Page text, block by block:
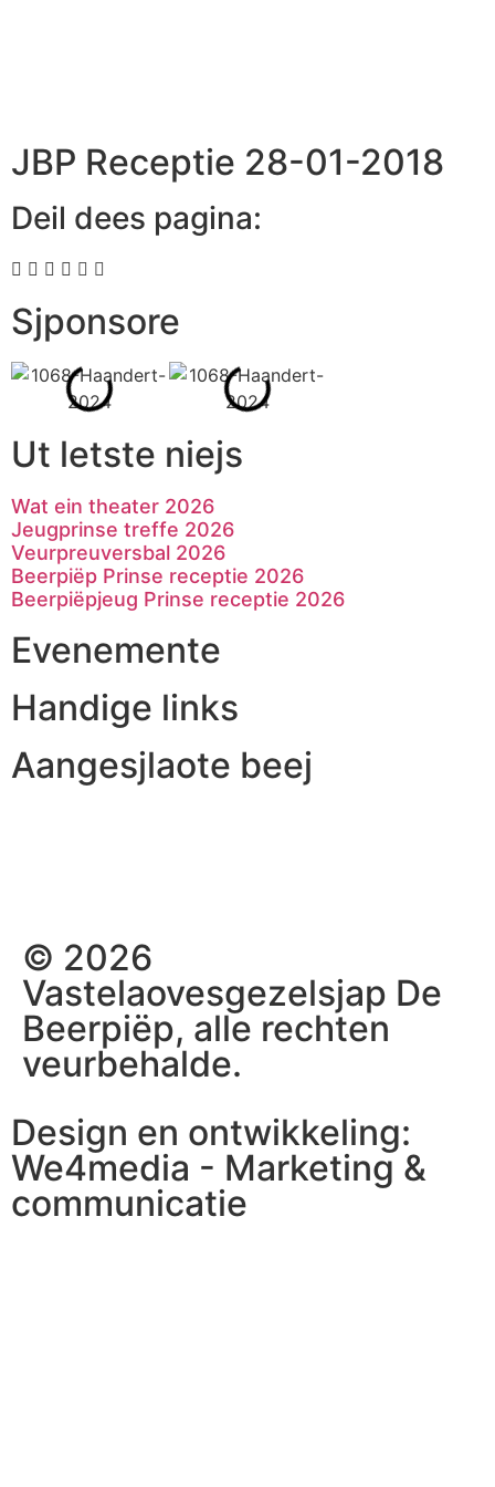
JBP Receptie 28-01-2018
Deil dees pagina:
Sjponsore
Ut letste niejs
Wat ein theater 2026
Jeugprinse treffe 2026
Veurpreuversbal 2026
Beerpiëp Prinse receptie 2026
Beerpiëpjeug Prinse receptie 2026
Evenemente
Handige links
Aangesjlaote beej
© 2026
Vastelaovesgezelsjap De
Beerpiëp, alle rechten
veurbehalde.
Design en ontwikkeling:
We4media - Marketing &
communicatie